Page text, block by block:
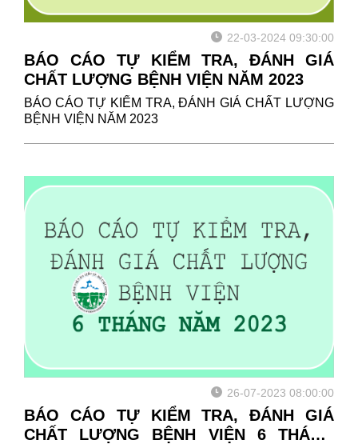
22-03-2024 09:30:00
BÁO CÁO TỰ KIỂM TRA, ĐÁNH GIÁ
CHẤT LƯỢNG BỆNH VIỆN NĂM 2023
BÁO CÁO TỰ KIỂM TRA, ĐÁNH GIÁ CHẤT LƯỢNG
BỆNH VIỆN NĂM 2023
26-07-2023 08:00:00
BÁO CÁO TỰ KIỂM TRA, ĐÁNH GIÁ
CHẤT LƯỢNG BỆNH VIỆN 6 THÁNG